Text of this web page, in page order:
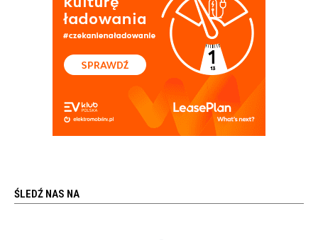
ŚLEDŹ NAS NA